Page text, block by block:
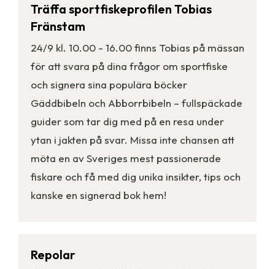
Träffa sportfiskeprofilen Tobias
Fränstam
24/9 kl. 10.00 - 16.00 finns Tobias på mässan
för att svara på dina frågor om sportfiske
och signera sina populära böcker
Gäddbibeln och Abborrbibeln – fullspäckade
guider som tar dig med på en resa under
ytan i jakten på svar. Missa inte chansen att
möta en av Sveriges mest passionerade
fiskare och få med dig unika insikter, tips och
kanske en signerad bok hem!
Repolar